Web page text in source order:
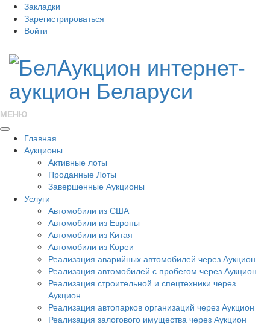
Закладки
Зарегистрироваться
Войти
МЕНЮ
Главная
Аукционы
Активные лоты
Проданные Лоты
Завершенные Аукционы
Услуги
Автомобили из США
Автомобили из Европы
Автомобили из Китая
Автомобили из Кореи
Реализация аварийных автомобилей через Аукцион
Реализация автомобилей с пробегом через Аукцион
Реализация строительной и спецтехники через
Аукцион
Реализация автопарков организаций через Аукцион
Реализация залогового имущества через Аукцион